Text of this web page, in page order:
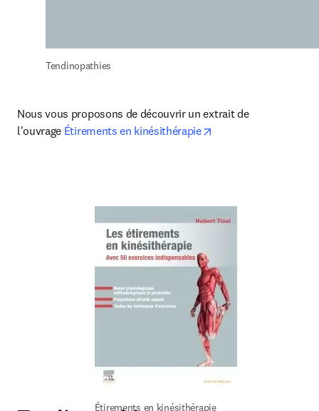
Tendinopathies
Nous vous proposons de découvrir un extrait de
l'ouvrage Étirements en kinésithérapie
Étirements en kinésithérapie